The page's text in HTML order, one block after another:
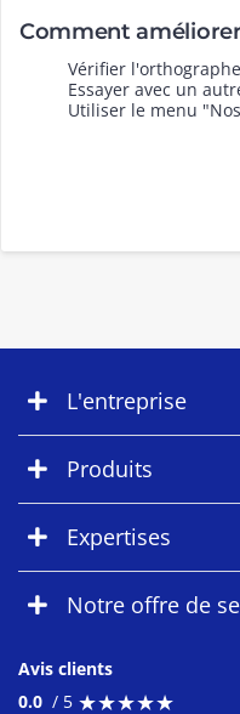
Comment
Vérifier
Essayer avec un
Utiliser le menu
L'entreprise
Produits
Expertises
Notre offre de
Avis clients
0.0 / 5 ★★★★★
★★★★★